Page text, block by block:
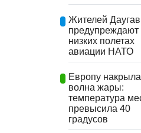
Жителей
предупреждают
низких полетах
авиации НАТО
Европу
волна жары:
температура
превысила 40
градусов